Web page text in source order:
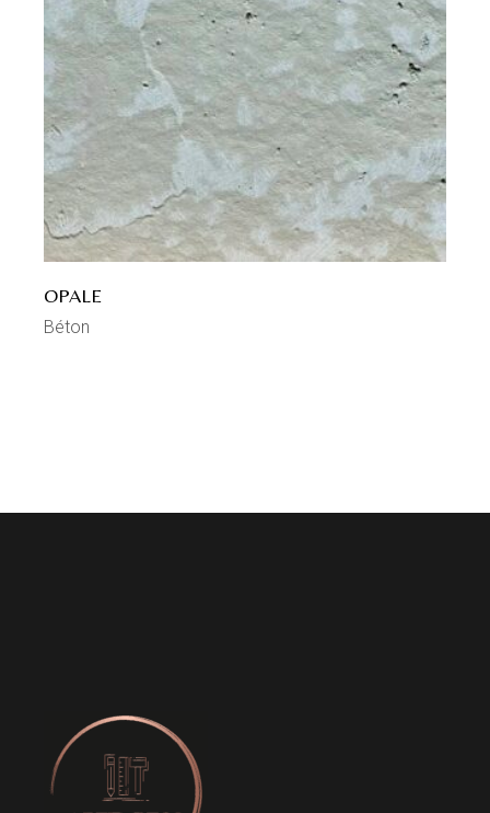
OPALE
Béton